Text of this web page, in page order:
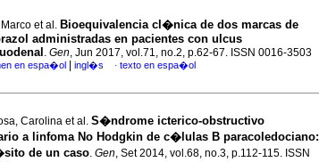
et al. Bioequivalencia cl�nica de dos marcas de
administradas en pacientes con ulcus
. Gen, Jun 2017, vol.71, no.2, p.62-67. ISSN 0016-3503
en espa�ol ingl�s · texto en espa�ol
Carolina et al. S�ndrome icterico-obstructivo
a linfoma No Hodgkin de c�lulas B paracoledociano:
de un caso. Gen, Set 2014, vol.68, no.3, p.112-115. ISSN